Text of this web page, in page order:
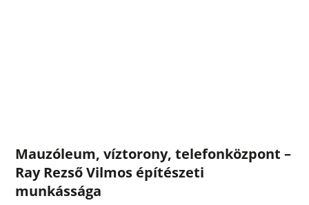
Mauzóleum, víztorony, telefonközpont –
Ray Rezső Vilmos építészeti
munkássága